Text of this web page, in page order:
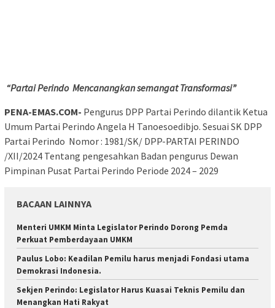
“Partai Perindo Mencanangkan semangat Transformasi”
PENA-EMAS.COM- Pengurus DPP Partai Perindo dilantik Ketua
Umum Partai Perindo Angela H Tanoesoedibjo. Sesuai SK DPP
Partai Perindo Nomor : 1981/SK/ DPP-PARTAI PERINDO
/XII/2024 Tentang pengesahkan Badan pengurus Dewan
Pimpinan Pusat Partai Perindo Periode 2024 – 2029
BACAAN LAINNYA
Menteri UMKM Minta Legislator Perindo Dorong Pemda
Perkuat Pemberdayaan UMKM
Paulus Lobo: Keadilan Pemilu harus menjadi Fondasi utama
Demokrasi Indonesia.
Sekjen Perindo: Legislator Harus Kuasai Teknis Pemilu dan
Menangkan Hati Rakyat